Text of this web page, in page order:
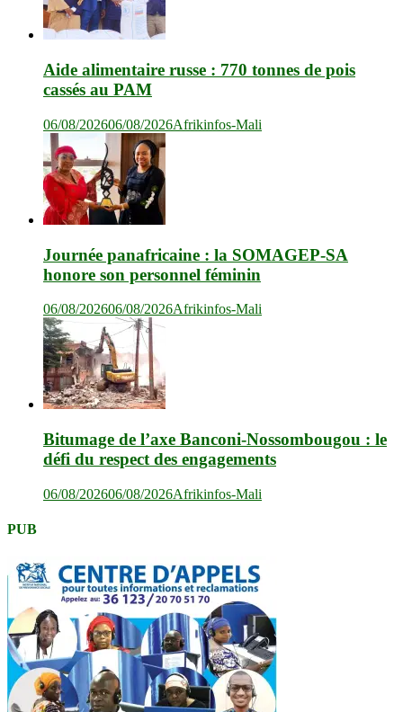
Aide alimentaire russe : 770 tonnes de pois
cassés au PAM
06/08/202606/08/2026Afrikinfos-Mali
Journée panafricaine : la SOMAGEP-SA
honore son personnel féminin
06/08/202606/08/2026Afrikinfos-Mali
Bitumage de l’axe Banconi-Nossombougou : le
défi du respect des engagements
06/08/202606/08/2026Afrikinfos-Mali
PUB